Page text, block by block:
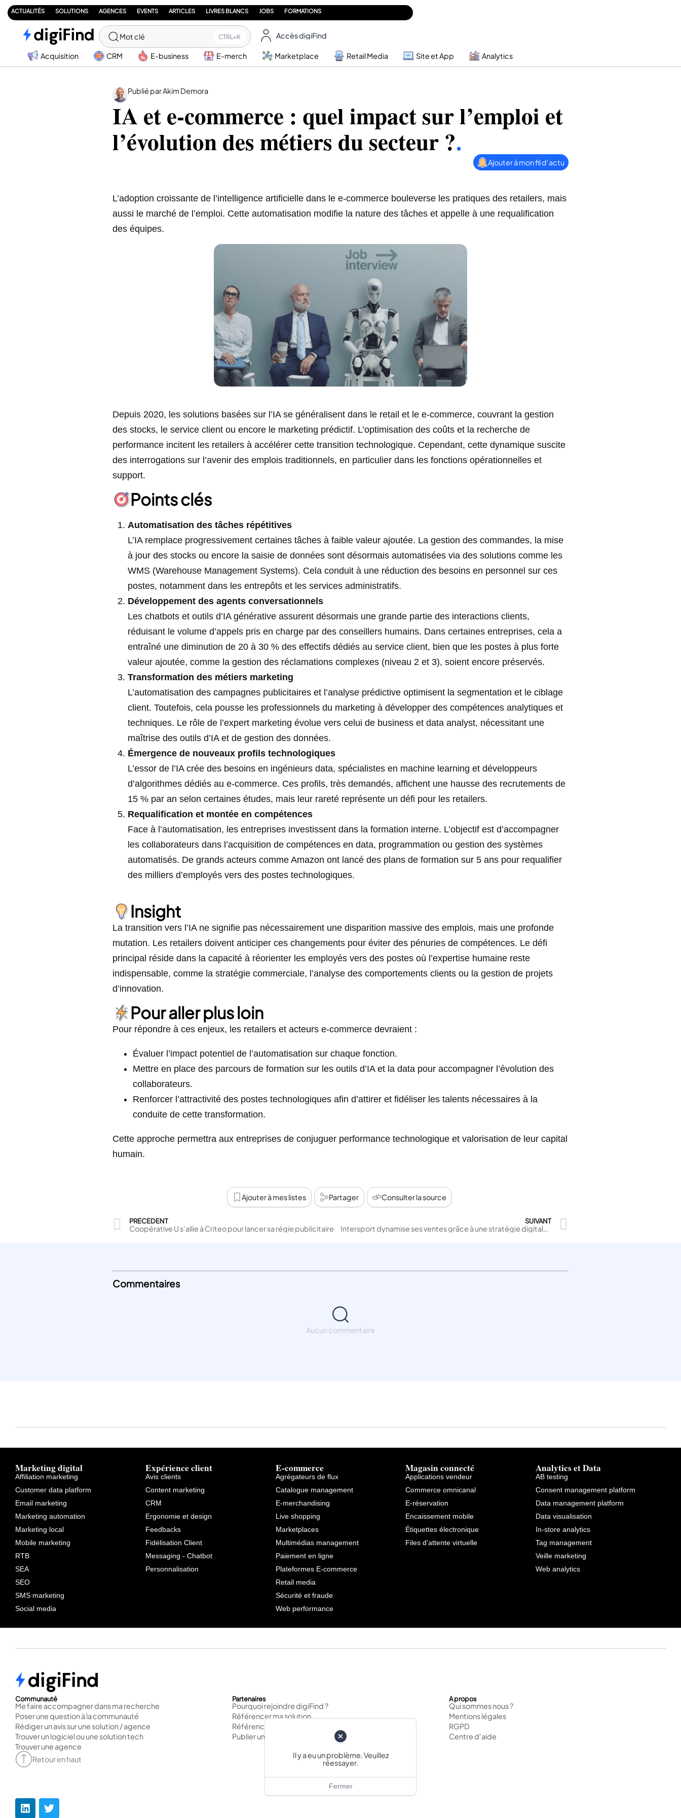
ACTUALITÉS SOLUTIONS AGENCES EVENTS ARTICLES LIVRES BLANCS JOBS FORMATIONS
Mot clé CTRL+K Accès digiFind
Acquisition CRM E-business E-merch Marketplace Retail Media Site et App Analytics
Publié par Akim Demora
IA et e-commerce : quel impact sur l’emploi et
l’évolution des métiers du secteur ?.
Ajouter à mon fil d'actu
L’adoption croissante de l’intelligence artificielle dans le e-commerce bouleverse les pratiques des retailers, mais
aussi le marché de l’emploi. Cette automatisation modifie la nature des tâches et appelle à une requalification
des équipes.
Depuis 2020, les solutions basées sur l’IA se généralisent dans le retail et le e-commerce, couvrant la gestion
des stocks, le service client ou encore le marketing prédictif. L’optimisation des coûts et la recherche de
performance incitent les retailers à accélérer cette transition technologique. Cependant, cette dynamique suscite
des interrogations sur l’avenir des emplois traditionnels, en particulier dans les fonctions opérationnelles et
support.
Points clés
Automatisation des tâches répétitives
L’IA remplace progressivement certaines tâches à faible valeur ajoutée. La gestion des commandes, la mise
à jour des stocks ou encore la saisie de données sont désormais automatisées via des solutions comme les
WMS (Warehouse Management Systems). Cela conduit à une réduction des besoins en personnel sur ces
postes, notamment dans les entrepôts et les services administratifs.
Développement des agents conversationnels
Les chatbots et outils d’IA générative assurent désormais une grande partie des interactions clients,
réduisant le volume d’appels pris en charge par des conseillers humains. Dans certaines entreprises, cela a
entraîné une diminution de 20 à 30 % des effectifs dédiés au service client, bien que les postes à plus forte
valeur ajoutée, comme la gestion des réclamations complexes (niveau 2 et 3), soient encore préservés.
Transformation des métiers marketing
L’automatisation des campagnes publicitaires et l’analyse prédictive optimisent la segmentation et le ciblage
client. Toutefois, cela pousse les professionnels du marketing à développer des compétences analytiques et
techniques. Le rôle de l’expert marketing évolue vers celui de business et data analyst, nécessitant une
maîtrise des outils d’IA et de gestion des données.
Émergence de nouveaux profils technologiques
L’essor de l’IA crée des besoins en ingénieurs data, spécialistes en machine learning et développeurs
d’algorithmes dédiés au e-commerce. Ces profils, très demandés, affichent une hausse des recrutements de
15 % par an selon certaines études, mais leur rareté représente un défi pour les retailers.
Requalification et montée en compétences
Face à l’automatisation, les entreprises investissent dans la formation interne. L’objectif est d’accompagner
les collaborateurs dans l’acquisition de compétences en data, programmation ou gestion des systèmes
automatisés. De grands acteurs comme Amazon ont lancé des plans de formation sur 5 ans pour requalifier
des milliers d’employés vers des postes technologiques.
Insight
La transition vers l’IA ne signifie pas nécessairement une disparition massive des emplois, mais une profonde
mutation. Les retailers doivent anticiper ces changements pour éviter des pénuries de compétences. Le défi
principal réside dans la capacité à réorienter les employés vers des postes où l’expertise humaine reste
indispensable, comme la stratégie commerciale, l’analyse des comportements clients ou la gestion de projets
d’innovation.
Pour aller plus loin
Pour répondre à ces enjeux, les retailers et acteurs e-commerce devraient :
Évaluer l’impact potentiel de l’automatisation sur chaque fonction.
Mettre en place des parcours de formation sur les outils d’IA et la data pour accompagner l’évolution des
collaborateurs.
Renforcer l’attractivité des postes technologiques afin d’attirer et fidéliser les talents nécessaires à la
conduite de cette transformation.
Cette approche permettra aux entreprises de conjuguer performance technologique et valorisation de leur capital
humain.
Ajouter à mes listes Partager Consulter la source
PRÉCÉDENT
Coopérative U s’allie à Criteo pour lancer sa régie publicitaire
SUIVANT
Intersport dynamise ses ventes grâce à une stratégie digitale et omnicanale innovante
Commentaires
Aucun commentaire
Marketing digital
Affiliation marketing
Customer data platform
Email marketing
Marketing automation
Marketing local
Mobile marketing
RTB
SEA
SEO
SMS marketing
Social media
Expérience client
Avis clients
Content marketing
CRM
Ergonomie et design
Feedbacks
Fidélisation Client
Messaging - Chatbot
Personnalisation
E-commerce
Agrégateurs de flux
Catalogue management
E-merchandising
Live shopping
Marketplaces
Multimédias management
Paiement en ligne
Plateformes E-commerce
Retail media
Sécurité et fraude
Web performance
Magasin connecté
Applications vendeur
Commerce omnicanal
E-réservation
Encaissement mobile
Étiquettes électronique
Files d’attente virtuelle
Analytics et Data
AB testing
Consent management platform
Data management platform
Data visualisation
In-store analytics
Tag management
Veille marketing
Web analytics
Communauté
Me faire accompagner dans ma recherche
Poser une question à la communauté
Rédiger un avis sur une solution / agence
Trouver un logiciel ou une solution tech
Trouver une agence
Partenaires
Pourquoi rejoindre digiFind ?
Référencer ma solution
Référencer mon agence
Publier un cas d'usage
A propos
Qui sommes nous ?
Mentions légales
RGPD
Centre d'aide
Retour en haut
Il y a eu un problème. Veuillez
réessayer.
Fermer